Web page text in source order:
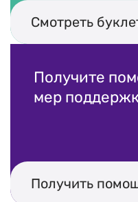
Смотреть
Получите
мер
Получить